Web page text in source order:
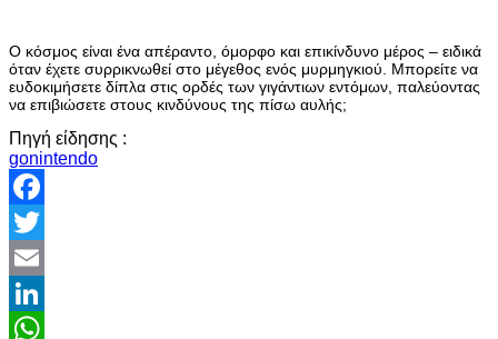
Ο κόσμος είναι ένα απέραντο, όμορφο και επικίνδυνο μέρος – ειδικά
όταν έχετε συρρικνωθεί στο μέγεθος ενός μυρμηγκιού. Μπορείτε να
ευδοκιμήσετε δίπλα στις ορδές των γιγάντιων εντόμων, παλεύοντας
να επιβιώσετε στους κινδύνους της πίσω αυλής;
Πηγή είδησης :
gonintendo
Facebook
Twitter
Email
LinkedIn